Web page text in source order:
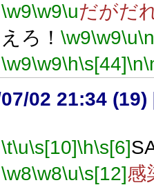
\w9\w9\uだがだ
えろ！ \w9\w9\u\n
\w9\w9\h\s[44]\n
02 21:34 (19)
\t\u\s[10]\h\s[6]
\w8\w8\u\s[12]感